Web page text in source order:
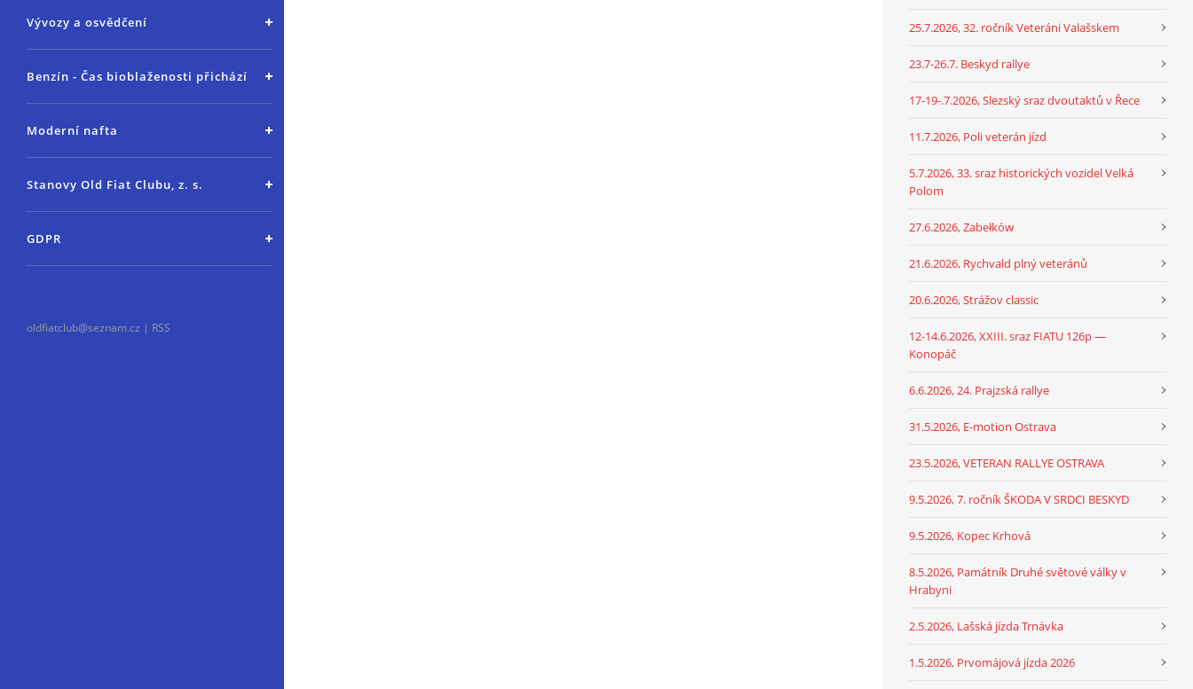
Vývozy a osvědčení
Benzín - Čas bioblaženosti přichází
Moderní nafta
Stanovy Old Fiat Clubu, z. s.
GDPR
oldfiatclub@seznam.cz | RSS
25.7.2026, 32. ročník Veteráni Valašskem
23.7-26.7. Beskyd rallye
17-19-.7.2026, Slezský sraz dvoutaktů v Řece
11.7.2026, Poli veterán jízd
5.7.2026, 33. sraz historických vozidel Velká
Polom
27.6.2026, Zabełków
21.6.2026, Rychvald plný veteránů
20.6.2026, Strážov classic
12-14.6.2026, XXIII. sraz FIATU 126p —
Konopáč
6.6.2026, 24. Prajzská rallye
31.5.2026, E-motion Ostrava
23.5.2026, VETERAN RALLYE OSTRAVA
9.5.2026, 7. ročník ŠKODA V SRDCI BESKYD
9.5.2026, Kopec Krhová
8.5.2026, Památník Druhé světové války v
Hrabyni
2.5.2026, Lašská jízda Trnávka
1.5.2026, Prvomájová jízda 2026